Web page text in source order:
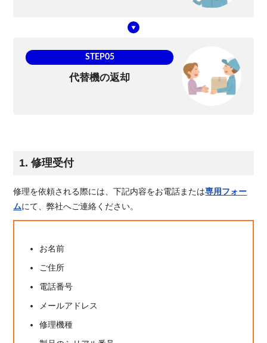
STEP05
代替機の返却
1. 修理受付
修理を依頼される際には、下記内容をお電話または専用フォー
ムにて、弊社へご連絡ください。
お名前
ご住所
電話番号
メールアドレス
修理機種